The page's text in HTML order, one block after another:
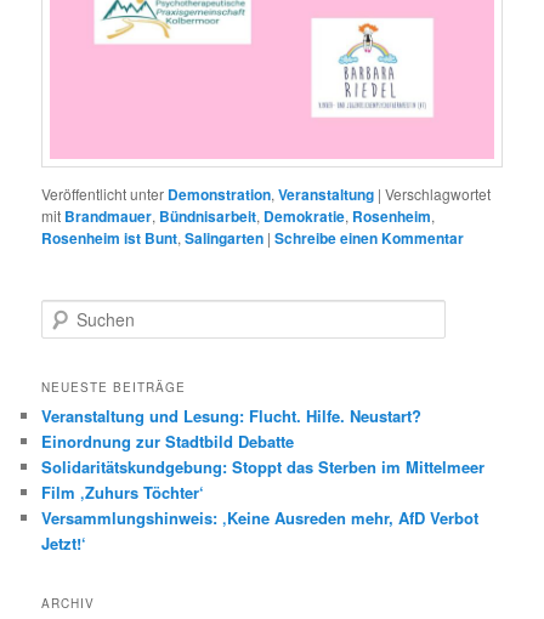
Veröffentlicht unter Demonstration,Veranstaltung |Verschlagwortet
mit Brandmauer, Bündnisarbeit, Demokratie, Rosenheim,
Rosenheim ist Bunt,Salingarten |Schreibe einen Kommentar
u
h
n
NEUESTE BEITRÄGE
Veranstaltung und Lesung: Flucht. Hilfe. Neustart?
Einordnung zur Stadtbild Debatte
Solidaritätskundgebung: Stoppt das Sterben im Mittelmeer
Film ‚Zuhurs Töchter‘
Versammlungshinweis: ‚Keine Ausreden mehr, AfD Verbot
Jetzt!‘
ARCHIV